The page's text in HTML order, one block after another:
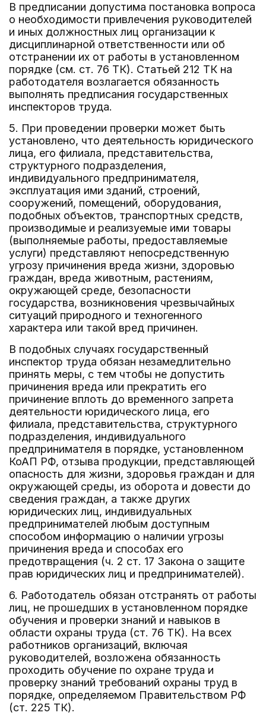
В предписании допустима постановка вопроса
о необходимости привлечения руководителей
и иных должностных лиц организации к
дисциплинарной ответственности или об
отстранении их от работы в установленном
порядке (см. ст. 76 ТК). Статьей 212 ТК на
работодателя возлагается обязанность
выполнять предписания государственных
инспекторов труда.
5. При проведении проверки может быть
установлено, что деятельность юридического
лица, его филиала, представительства,
структурного подразделения,
индивидуального предпринимателя,
эксплуатация ими зданий, строений,
сооружений, помещений, оборудования,
подобных объектов, транспортных средств,
производимые и реализуемые ими товары
(выполняемые работы, предоставляемые
услуги) представляют непосредственную
угрозу причинения вреда жизни, здоровью
граждан, вреда животным, растениям,
окружающей среде, безопасности
государства, возникновения чрезвычайных
ситуаций природного и техногенного
характера или такой вред причинен.
В подобных случаях государственный
инспектор труда обязан незамедлительно
принять меры, с тем чтобы не допустить
причинения вреда или прекратить его
причинение вплоть до временного запрета
деятельности юридического лица, его
филиала, представительства, структурного
подразделения, индивидуального
предпринимателя в порядке, установленном
КоАП РФ, отзыва продукции, представляющей
опасность для жизни, здоровья граждан и для
окружающей среды, из оборота и довести до
сведения граждан, а также других
юридических лиц, индивидуальных
предпринимателей любым доступным
способом информацию о наличии угрозы
причинения вреда и способах его
предотвращения (ч. 2 ст. 17 Закона о защите
прав юридических лиц и предпринимателей).
6. Работодатель обязан отстранять от работы
лиц, не прошедших в установленном порядке
обучения и проверки знаний и навыков в
области охраны труда (ст. 76 ТК). На всех
работников организаций, включая
руководителей, возложена обязанность
проходить обучение по охране труда и
проверку знаний требований охраны труд в
порядке, определяемом Правительством РФ
(ст. 225 ТК).